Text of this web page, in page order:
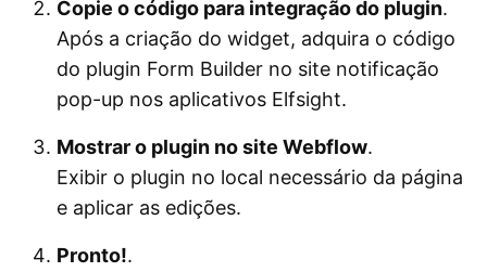
Copie o código para integração do plugin.
Após a criação do widget, adquira o código
do plugin Form Builder no site notificação
pop-up nos aplicativos Elfsight.
Mostrar o plugin no site Webflow.
Exibir o plugin no local necessário da página
e aplicar as edições.
Pronto!.